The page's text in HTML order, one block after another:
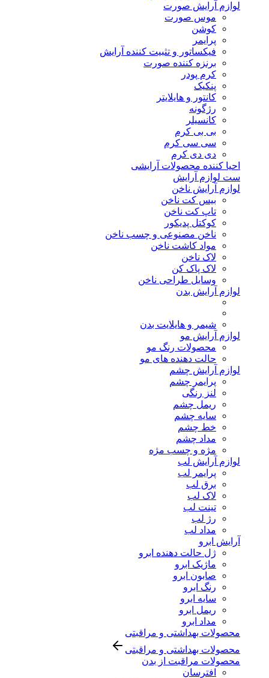
لوازم آرایش صورت
موس صورت
کوشن
پرایمر
فیکساتور و تثبیت کننده آرایش
برنزه کننده صورت
کرم پودر
پنکیک
کانتور و هایلایتر
رژگونه
کانسیلر
بی بی کرم
سی سی کرم
دی دی کرم
احیا کننده محصولات آرایشی
ست لوازم آرایش
لوازم آرایش ناخن
بیس کت ناخن
تاپ کت ناخن
کوکتل پدیکور
ناخن مصنوعی و چسب ناخن
مواد کاشت ناخن
لاک ناخن
لاک پاک کن
وسایل طراحی ناخن
لوازم آرایش بدن
شیمر و هایلایت بدن
لوازم آرایش مو
محصولات رنگ مو
حالت دهنده های مو
لوازم آرایش چشم
پرایمر چشم
لنز رنگی
ریمل چشم
سایه چشم
خط چشم
مداد چشم
مژه و چسب مژه
لوازم آرایش لب
پرایمر لب
برق لب
لاک لب
تینت لب
رژ لب
مداد لب
آرایش ابرو
ژل حالت دهنده ابرو
ماژیک ابرو
صابون ابرو
رنگ ابرو
سایه ابرو
ریمل ابرو
مداد ابرو
محصولات بهداشتی و مراقبتی
محصولات بهداشتی و مراقبتی
محصولات مراقبت از بدن
افترسان